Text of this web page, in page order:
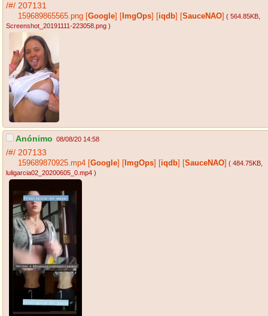
/#/ 207131
159689865565.png [Google] [ ImgOps] [iqdb] [SauceNAO] ( 564.85KB
Screenshot_20191111-223058.png )
Anónimo 08/08/20 14:58
/#/ 207133
159689870925.mp4 [Google] [ ImgOps] [iqdb] [SauceNAO] ( 484.75KB
luligarcia02_20200605_0.mp4 )